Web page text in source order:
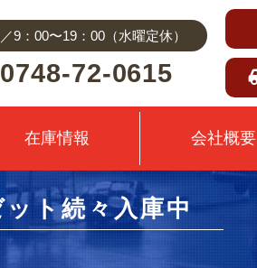
9：00〜19：00（水曜定休）
72-0615
在庫情報 会社概要
ト続々入庫中